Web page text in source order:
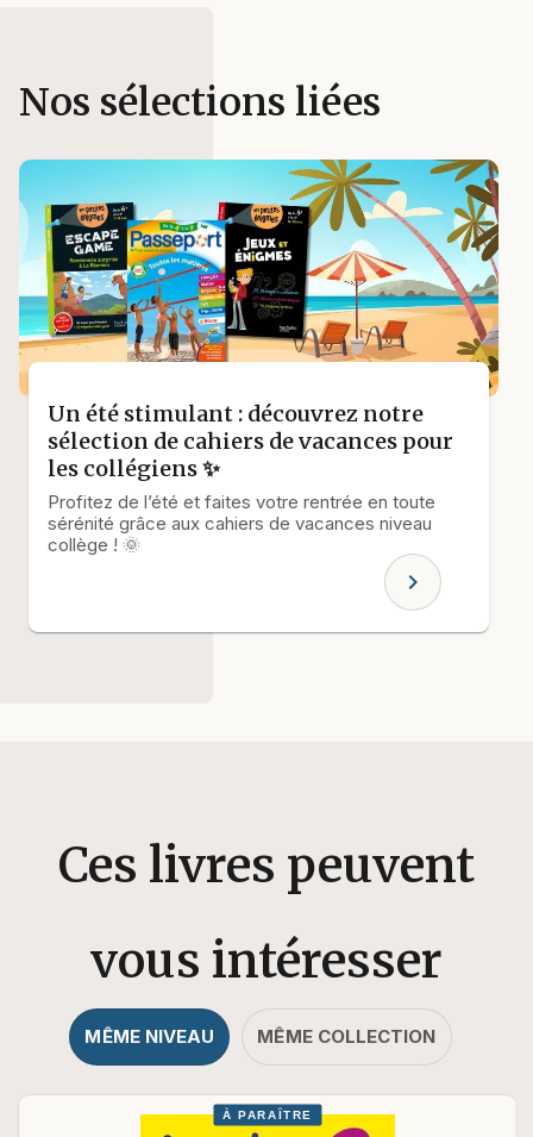
Nos sélections liées
Un été stimulant : découvrez notre
sélection de cahiers de vacances pour
les collégiens ✨
Profitez de l’été et faites votre rentrée en toute
sérénité grâce aux cahiers de vacances niveau
collège ! 🌞
chevron_right
Ces livres peuvent
vous intéresser
MÊME NIVEAU MÊME COLLECTION
À PARAÎTRE